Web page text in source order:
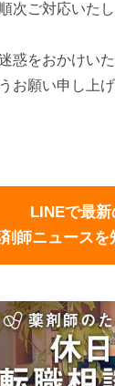
次ご対応いたし
惑をおかけい
お願い申し上げ
LINEで最新
師ニュースを